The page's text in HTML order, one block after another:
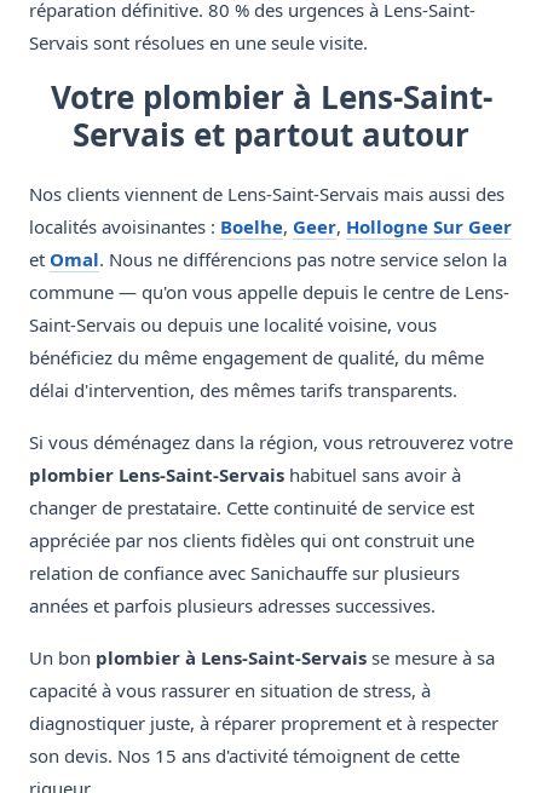
réparation définitive. 80 % des urgences à Lens-Saint-
Servais sont résolues en une seule visite.
Votre plombier à Lens-Saint-
Servais et partout autour
Nos clients viennent de Lens-Saint-Servais mais aussi des
localités avoisinantes : Boelhe, Geer, Hollogne Sur Geer
et Omal. Nous ne différencions pas notre service selon la
commune — qu'on vous appelle depuis le centre de Lens-
Saint-Servais ou depuis une localité voisine, vous
bénéficiez du même engagement de qualité, du même
délai d'intervention, des mêmes tarifs transparents.
Si vous déménagez dans la région, vous retrouverez votre
plombier Lens-Saint-Servais habituel sans avoir à
changer de prestataire. Cette continuité de service est
appréciée par nos clients fidèles qui ont construit une
relation de confiance avec Sanichauffe sur plusieurs
années et parfois plusieurs adresses successives.
Un bon plombier à Lens-Saint-Servais se mesure à sa
capacité à vous rassurer en situation de stress, à
diagnostiquer juste, à réparer proprement et à respecter
son devis. Nos 15 ans d'activité témoignent de cette